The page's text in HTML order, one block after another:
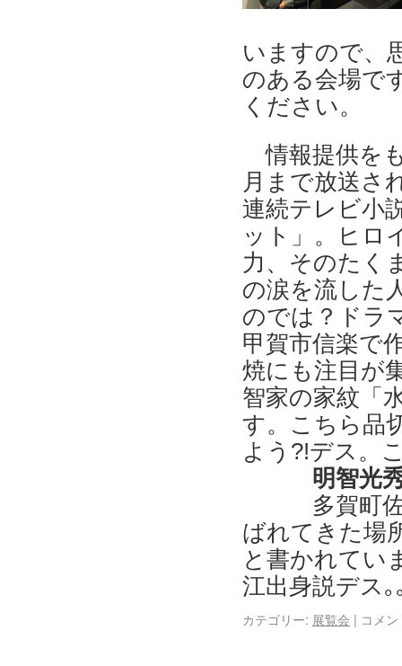
いますので、
のある会場で
ください。
情報提供を
月まで放送さ
連続テレビ小
ット」。ヒロ
力、そのたく
の涙を流した
のでは？ドラ
甲賀市信楽で
焼にも注目が
智家の家紋「
す。こちら品
よう?!デス。
明智光
多賀町
ばれてきた場
と書かれてい
江出身説デス｡
カテゴリー: 展覧会 | コメ